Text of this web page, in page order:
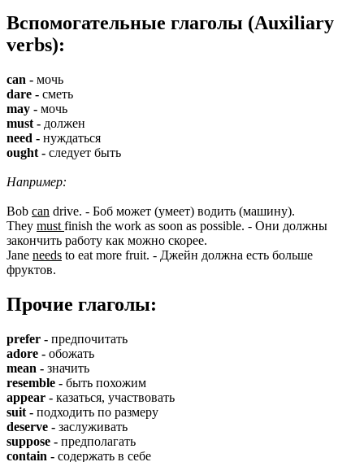
Вспомогательные глаголы (Auxiliary
verbs):
can - мочь
dare - сметь
may - мочь
must - должен
need - нуждаться
ought - следует быть
Например:
Bob can drive. - Боб может (умеет) водить (машину).
They must finish the work as soon as possible. - Они должны
закончить работу как можно скорее.
Jane needs to eat more fruit. - Джейн должна есть больше
фруктов.
Прочие глаголы:
prefer - предпочитать
adore - обожать
mean - значить
resemble - быть похожим
appear - казаться, участвовать
suit - подходить по размеру
deserve - заслуживать
suppose - предполагать
contain - содержать в себе